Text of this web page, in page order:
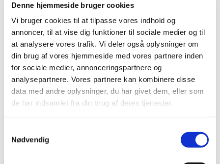
Denne hjemmeside bruger cookies
Vi bruger cookies til at tilpasse vores indhold og
annoncer, til at vise dig funktioner til sociale medier og til
at analysere vores trafik. Vi deler også oplysninger om
din brug af vores hjemmeside med vores partnere inden
for sociale medier, annonceringspartnere og
analysepartnere. Vores partnere kan kombinere disse
data med andre oplysninger, du har givet dem, eller som
de har indsamlet fra din brug af deres tjenester.
Nødvendig
konstant forandring. For Grøndahl er troen også
et kulturelt og eksistentielt anker, som åbner for
samtaler om pligt, frihed, håb og ansvar.